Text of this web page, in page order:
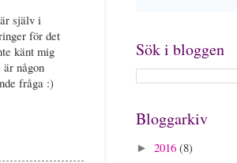
själv i
för det
känt mig
någon
fråga :)
Sök i bloggen
Bloggarkiv
► 2016 (8)